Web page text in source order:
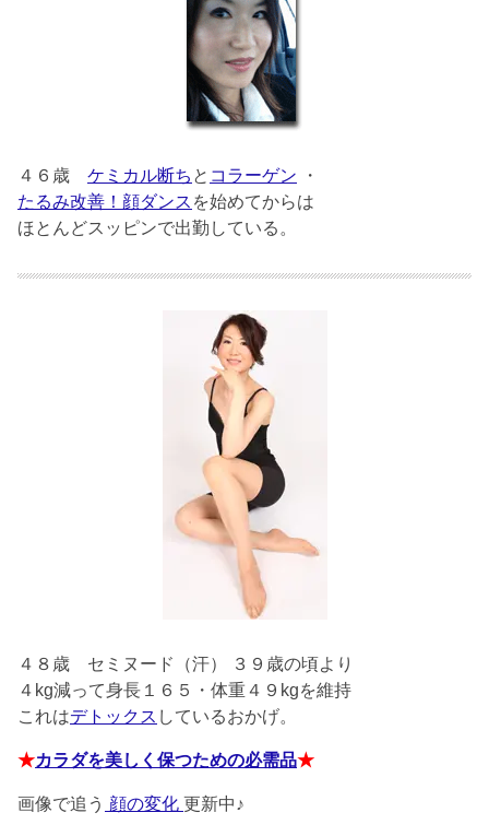
４６歳 ケミカル断ち と コラーゲン ・
たるみ改善！顔ダンス を始めてからは
ほとんどスッピンで出勤している。
４８歳 セミヌード（汗） ３９歳の頃より
４kg減って身長１６５・体重４９kgを維持
これはデトックス しているおかげ。
★カラダを美しく保つための必需品★
画像で追う 顔の変化 更新中♪